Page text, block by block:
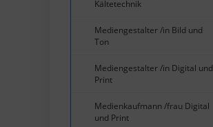
Kältetechnik
Mediengestalter /in Bild und
Ton
Mediengestalter /in Digital und
Print
Medienkaufmann /frau Digital
und Print